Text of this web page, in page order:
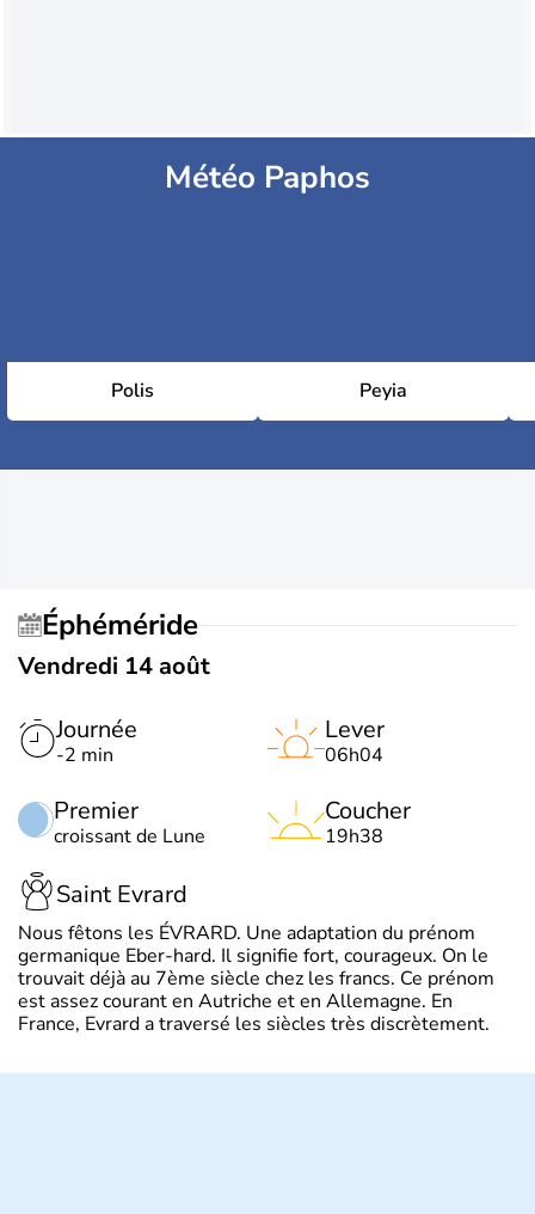
Météo Paphos
Polis Peyia
Éphéméride
Vendredi 14 août
Journée
-2 min
Premier
croissant de Lune
Lever
06h04
Coucher
19h38
Saint Evrard
Nous fêtons les ÉVRARD. Une adaptation du prénom
germanique Eber-hard. Il signifie fort, courageux. On le
trouvait déjà au 7ème siècle chez les francs. Ce prénom
est assez courant en Autriche et en Allemagne. En
France, Evrard a traversé les siècles très discrètement.